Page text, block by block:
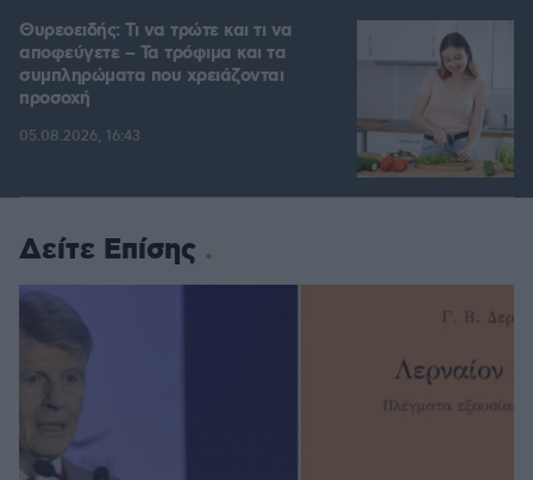
Θυρεοειδής: Τι να τρώτε και τι να
αποφεύγετε – Τα τρόφιμα και τα
συμπληρώματα που χρειάζονται
προσοχή
05.08.2026, 16:43
Δείτε Επίσης